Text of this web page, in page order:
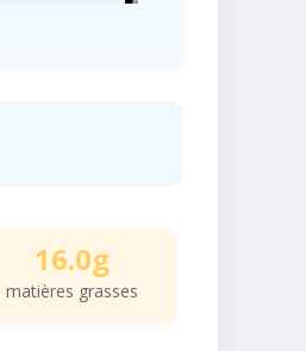
16.0g
matières grasses